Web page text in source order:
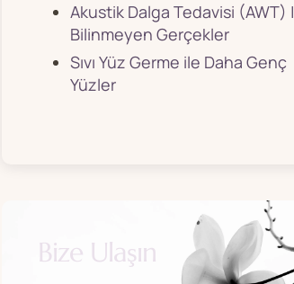
Akustik Dalga Tedavisi (AWT) |
Bilinmeyen Gerçekler
Sıvı Yüz Germe ile Daha Genç
Yüzler
Bize Ulaşın